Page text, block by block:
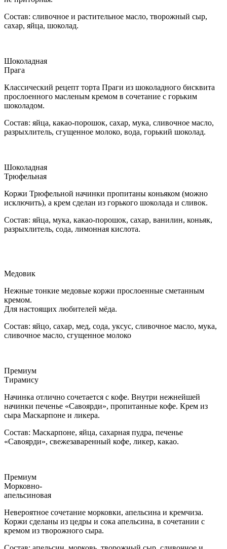
Состав: сливочное и растительное масло, творожный сыр,
сахар, яйца, шоколад.
Шоколадная
Прага
Классический рецепт торта Праги из шоколадного бисквита
прослоенного масленым кремом в сочетание с горьким
шоколадом.
Состав: яйца, какао-порошок, сахар, мука, сливочное масло,
разрыхлитель, сгущенное молоко, вода, горький шоколад.
Шоколадная
Трюфельная
Коржи Трюфельной начинки пропитаны коньяком (можно
исключить), а крем сделан из горького шоколада и сливок.
Состав: яйца, мука, какао-порошок, сахар, ванилин, коньяк,
разрыхлитель, сода, лимонная кислота.
Медовик
Нежные тонкие медовые коржи прослоенные сметанным
кремом.
Для настоящих любителей мёда.
Состав: яйцо, сахар, мед, сода, уксус, сливочное масло, мука,
сливочное масло, сгущенное молоко
Премиум
Тирамису
Начинка отлично сочетается с кофе. Внутри нежнейшей
начинки печенье «Савоярди», пропитанные кофе. Крем из
сыра Маскарпоне и ликера.
Состав: Маскарпоне, яйца, сахарная пудра, печенье
«Савоярди», свежезаваренный кофе, ликер, какао.
Премиум
Морковно-
апельсиновая
Невероятное сочетание морковки, апельсина и кремчиза.
Коржи сделаны из цедры и сока апельсина, в сочетании с
кремом из творожного сыра.